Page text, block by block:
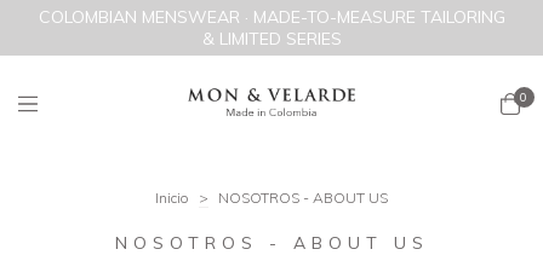
COLOMBIAN MENSWEAR · MADE-TO-MEASURE TAILORING
& LIMITED SERIES
0
Inicio > NOSOTROS - ABOUT US
NOSOTROS - ABOUT US